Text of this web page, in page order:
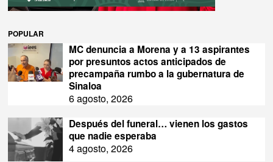
POPULAR
MC denuncia a Morena y a 13 aspirantes
por presuntos actos anticipados de
precampaña rumbo a la gubernatura de
Sinaloa
6 agosto, 2026
Después del funeral… vienen los gastos
que nadie esperaba
4 agosto, 2026